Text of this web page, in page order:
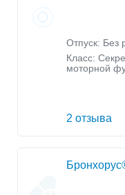
Отпуск: Без
Класс:
моторной
2 отзыва